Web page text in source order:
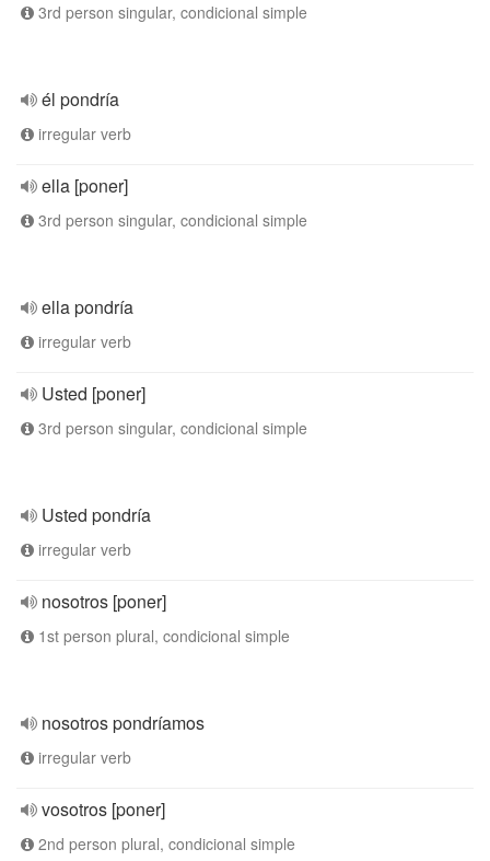
3rd person singular, condicional simple
él pondría
irregular verb
ella [poner]
3rd person singular, condicional simple
ella pondría
irregular verb
Usted [poner]
3rd person singular, condicional simple
Usted pondría
irregular verb
nosotros [poner]
1st person plural, condicional simple
nosotros pondríamos
irregular verb
vosotros [poner]
2nd person plural, condicional simple